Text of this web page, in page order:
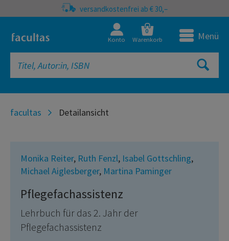
versandkostenfrei ab € 30,–
Konto
0
Warenkorb Menü
facultas Detailansicht
Monika Reiter, Ruth Fenzl, Isabel Gottschling,
Michael Aiglesberger, Martina Paminger
Pflegefachassistenz
Lehrbuch für das 2. Jahr der
Pflegefachassistenz